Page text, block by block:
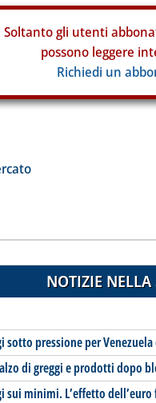
Soltanto gli utenti
possono leggere
Richiedi un
PDF alla notizia
NOTIZIE NELLA
sotto pressione per
di greggi e prodotti dopo
sui minimi. L’effetto